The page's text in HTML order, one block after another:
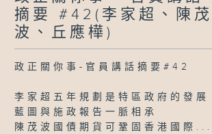
摘要 #42(李家超、陳茂
波、丘應樺)
政正關你事-官員講話摘要#42
李家超五年規劃是特區政府的發展
藍圖與施政報告一脈相承
陳茂波國債期貨可鞏固香港國際...